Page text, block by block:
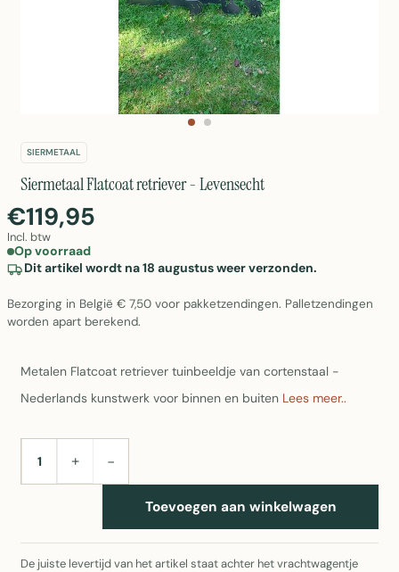
SIERMETAAL
Siermetaal Flatcoat retriever - Levensecht
€119,95
Incl. btw
Op voorraad
Dit artikel wordt na 18 augustus weer verzonden.
Bezorging in België € 7,50 voor pakketzendingen. Palletzendingen
worden apart berekend.
Metalen Flatcoat retriever tuinbeeldje van cortenstaal -
Nederlands kunstwerk voor binnen en buiten Lees meer..
AANTAL+ −
Toevoegen aan winkelwagen
De juiste levertijd van het artikel staat achter het vrachtwagentje